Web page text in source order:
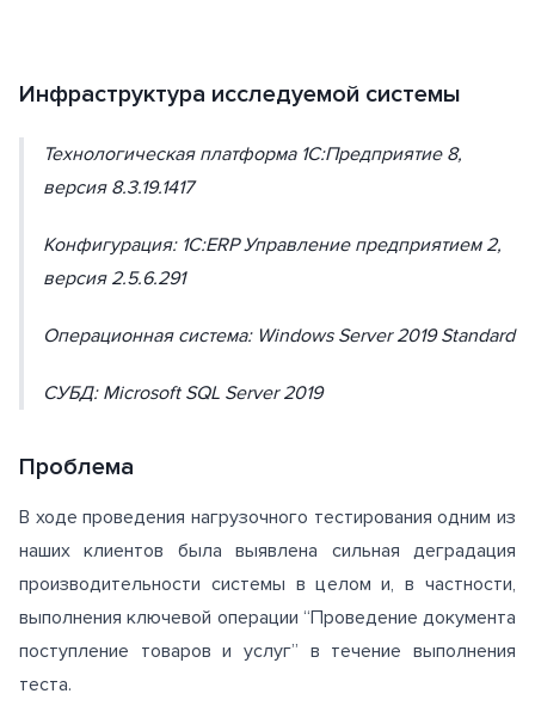
Инфраструктура исследуемой системы
Технологическая платформа 1С:Предприятие 8,
версия 8.3.19.1417
Конфигурация: 1С:ERP Управление предприятием 2,
версия 2.5.6.291
Операционная система: Windows Server 2019 Standard
СУБД: Microsoft SQL Server 2019
Проблема
В ходе проведения нагрузочного тестирования одним из
наших клиентов была выявлена сильная деградация
производительности системы в целом и, в частности,
выполнения ключевой операции “Проведение документа
поступление товаров и услуг” в течение выполнения
теста.